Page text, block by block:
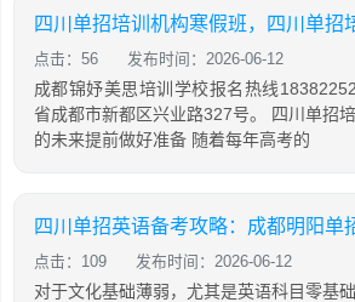
点击：56 发布时间：2026-06-12
成都锦妤美思培训学校报名热线
省成都市新都区兴业路327号。 四川单招
的未来提前做好准备 随着每年高考的
点击：109 发布时间：2026-06-12
对于文化基础薄弱，尤其是英语科目零基